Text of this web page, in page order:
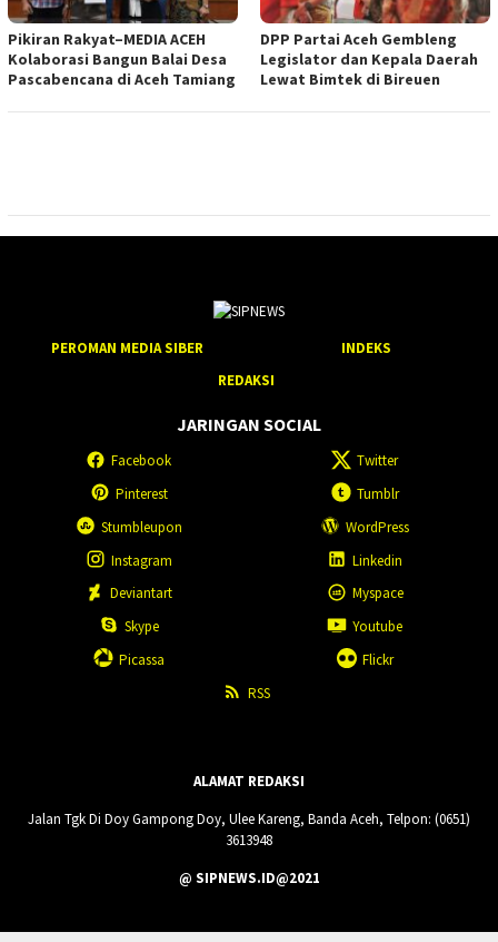
Pikiran Rakyat–MEDIA ACEH
Kolaborasi Bangun Balai Desa
Pascabencana di Aceh Tamiang
DPP Partai Aceh Gembleng
Legislator dan Kepala Daerah
Lewat Bimtek di Bireuen
PEROMAN MEDIA SIBER
INDEKS
REDAKSI
JARINGAN SOCIAL
Facebook
Twitter
Pinterest
Tumblr
Stumbleupon
WordPress
Instagram
Linkedin
Deviantart
Myspace
Skype
Youtube
Picassa
Flickr
RSS
ALAMAT REDAKSI
Jalan Tgk Di Doy Gampong Doy, Ulee Kareng, Banda Aceh, Telpon: (0651)
3613948
@ SIPNEWS.ID@2021